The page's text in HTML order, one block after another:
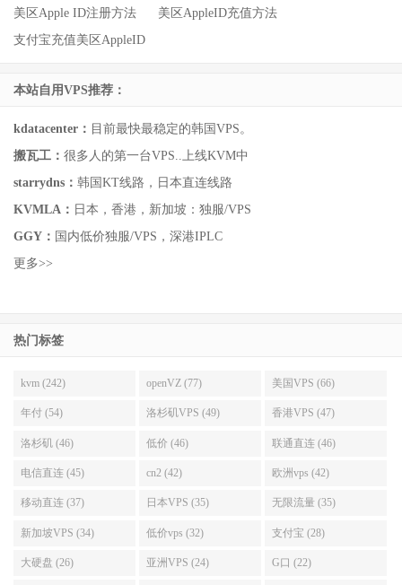
美区Apple ID注册方法
美区AppleID充值方法
支付宝充值美区AppleID
本站自用VPS推荐：
kdatacenter： 目前最快最稳定的韩国VPS。
搬瓦工： 很多人的第一台VPS..上线KVM中
starrydns： 韩国KT线路，日本直连线路
KVMLA： 日本，香港，新加坡：独服/VPS
GGY： 国内低价独服/VPS，深港IPLC
更多>>
热门标签
kvm (242) openVZ (77) 美国VPS (66)
年付 (54) 洛杉矶VPS (49) 香港VPS (47)
洛杉矶 (46) 低价 (46) 联通直连 (46)
电信直连 (45) cn2 (42) 欧洲vps (42)
移动直连 (37) 日本VPS (35) 无限流量 (35)
新加坡VPS (34) 低价vps (32) 支付宝 (28)
大硬盘 (26) 亚洲VPS (24) G口 (22)